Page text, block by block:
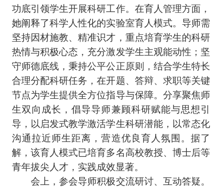
功底引领学生开展科研工作。在育人管理方面，
她阐释了科学人性化的实验室育人模式。导师需
坚持因材施教、精准识才，重点培育学生的科研
热情与积极心态，充分激发学生主观能动性；坚
守师德底线，秉持公平公正原则，结合学生特长
合理分配科研任务，在开题、答辩、求职等关键
节点为学生提供全方位指导与保障。分享聚焦师
生双向成长，倡导导师兼顾科研赋能与思想引
导，以启发式教学激活学生科研潜能，以常态化
沟通拉近师生距离，营造优良育人氛围。据了
解，该育人模式已培育多名高校教授、博士后等
青年拔尖人才，实践成效显著。
会上，参会导师积极交流研讨、互动答疑。